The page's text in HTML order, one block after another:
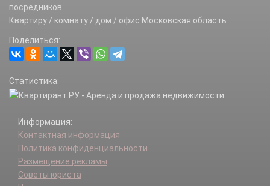
посредников.
Квартиру / комнату / дом / офис Московская область
Поделиться:
Статистика:
Информация:
Контактная информация
Политика конфиденциальности
Размещение рекламы
Советы юриста